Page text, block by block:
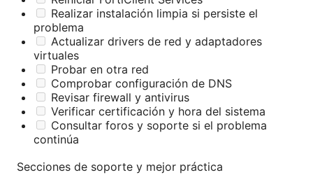
Realizar instalación limpia si persiste el
problema
Actualizar drivers de red y adaptadores
virtuales
Probar en otra red
Comprobar configuración de DNS
Revisar firewall y antivirus
Verificar certificación y hora del sistema
Consultar foros y soporte si el problema
continúa
Secciones de soporte y mejor práctica